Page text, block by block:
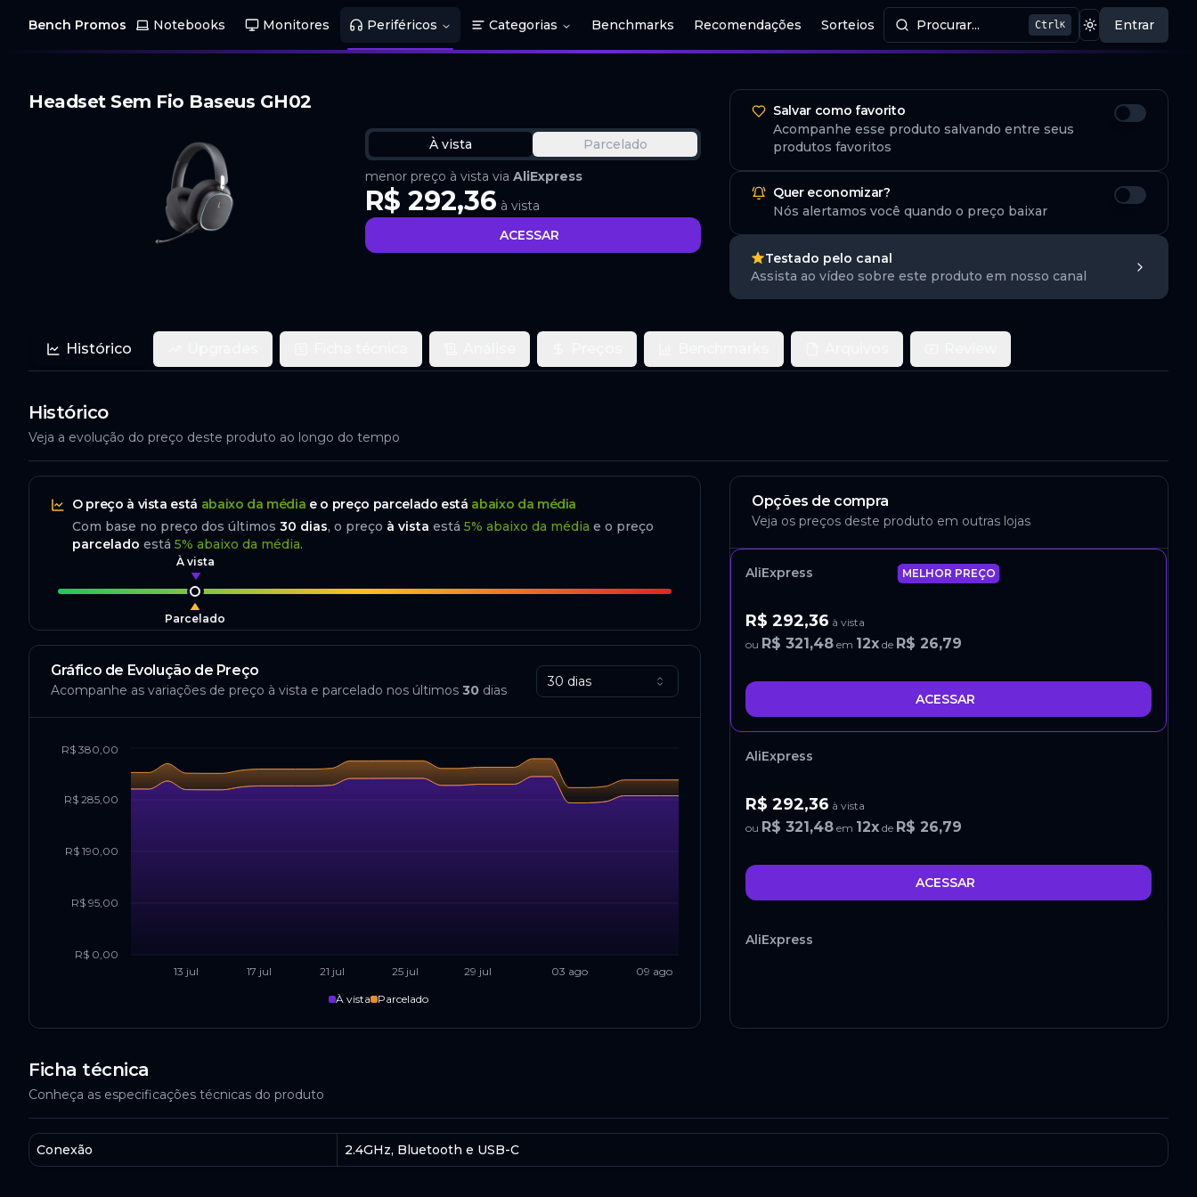
Bench Promos Notebooks Monitores Periféricos Categorias Benchmarks Recomendações Sorteios Procurar...
Procurar produtos CtrlK Mudar tema
Entrar
Headset Sem Fio Baseus GH02
À vista
Parcelado
menor preço à vista via AliExpress
R$ 292,36 à vista
ACESSAR
Salvar como favorito
Acompanhe esse produto salvando entre seus
produtos favoritos
Quer economizar?
Nós alertamos você quando o preço baixar
Testado pelo canal
Assista ao vídeo sobre este produto em nosso canal
Histórico
Histórico
Veja a evolução do preço deste produto ao longo do tempo
O preço à vista está abaixo da média e o preço parcelado está abaixo da média
Com base no preço dos últimos 30 dias, o preço à vista está 5% abaixo da média e o preço
parcelado está 5% abaixo da média.
À vista
Parcelado
Gráfico de Evolução de Preço
Acompanhe as variações de preço à vista e parcelado nos últimos 30 dias
30 dias
13 jul 17 jul 21 jul 25 jul 29 jul 03 ago 09 ago
R$ 0,00
R$ 95,00
R$ 190,00
R$ 285,00
R$ 380,00
À vista Parcelado
Opções de compra
Veja os preços deste produto em outras lojas
AliExpress MELHOR PREÇO
R$ 292,36 à vista
ou R$ 321,48 em 12x de R$ 26,79
ACESSAR
AliExpress
R$ 292,36 à vista
ou R$ 321,48 em 12x de R$ 26,79
ACESSAR
AliExpress
AliExpress
R$ 301,88
Ficha técnica
Conheça as especificações técnicas do produto
Conexão 2.4GHz, Bluetooth e USB-C